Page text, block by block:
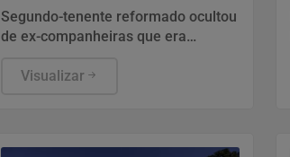
HIV
Segundo-tenente reformado ocultou
de ex-companheiras que era
conduta diz respeito à vida privada
Visualizar